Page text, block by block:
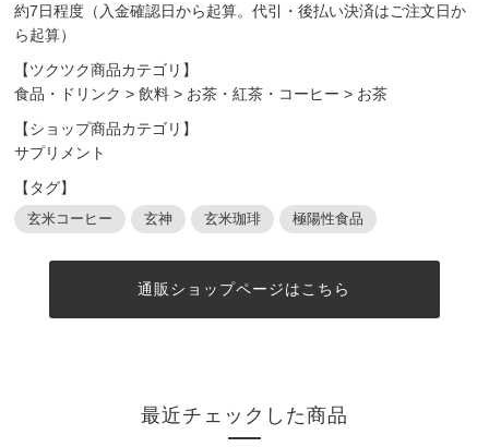
約7日程度（入金確認日から起算。代引・後払い決済はご注文日か
ら起算）
【ツクツク商品カテゴリ】
食品・ドリンク >飲料 > お茶・紅茶・コーヒー > お茶
【ショップ商品カテゴリ】
サプリメント
【タグ】
玄米コーヒー 玄神 玄米珈琲 極陽性食品
通販ショップページはこちら
最近チェックした商品